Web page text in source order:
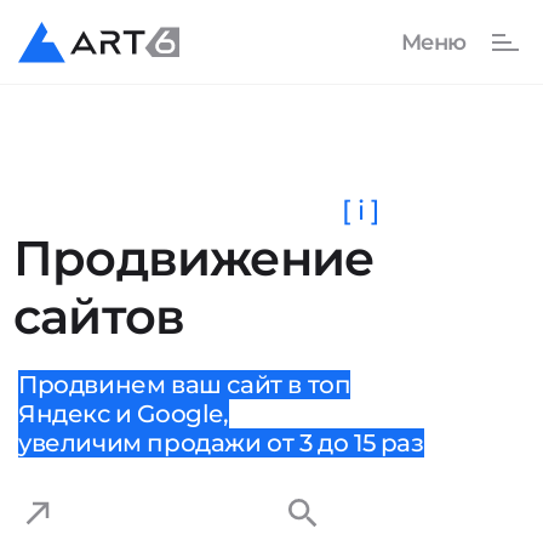
Продвижение
сайтов
[ i ]
Продвинем ваш сайт в топ
Яндекс и Google,
увеличим продажи от 3 до 15 раз